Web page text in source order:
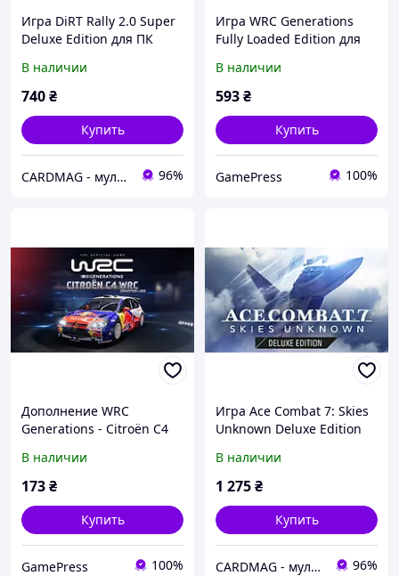
Игра DiRT Rally 2.0 Super
Deluxe Edition для ПК
В наличии
740₴
Купить
CARDMAG - мультивалютный платежный сервис 96%
Игра WRC Generations
Fully Loaded Edition для
Steam)
В наличии
593₴
Купить
GamePress 100%
Дополнение WRC
Generations - Citroën C4
активации Steam)
В наличии
173₴
Купить
GamePress 100%
Игра Ace Combat 7: Skies
Unknown Deluxe Edition
Steam)
В наличии
1 275₴
Купить
CARDMAG - мультивалютный платежный сервис 96%